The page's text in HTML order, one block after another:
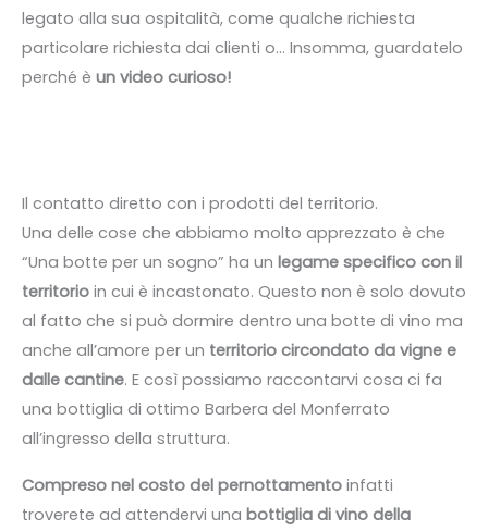
legato alla sua ospitalità, come qualche richiesta
particolare richiesta dai clienti o… Insomma, guardatelo
perché è un video curioso!
Il contatto diretto con i prodotti del territorio.
Una delle cose che abbiamo molto apprezzato è che
“Una botte per un sogno” ha un legame specifico con il
territorio in cui è incastonato. Questo non è solo dovuto
al fatto che si può dormire dentro una botte di vino ma
anche all’amore per un territorio circondato da vigne e
dalle cantine. E così possiamo raccontarvi cosa ci fa
una bottiglia di ottimo Barbera del Monferrato
all’ingresso della struttura.
Compreso nel costo del pernottamento infatti
troverete ad attendervi una bottiglia di vino della